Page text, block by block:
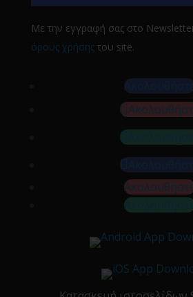
Με την εγγραφή σας στο
όρους χρήσηςτου site.